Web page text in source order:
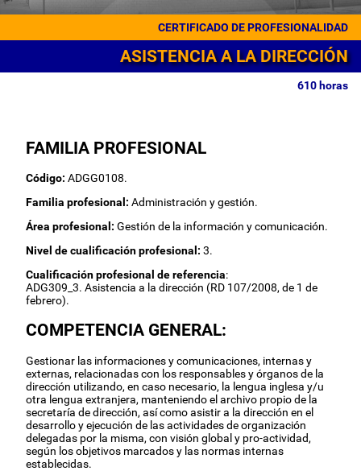
CERTIFICADO DE PROFESIONALIDAD
ASISTENCIA A LA DIRECCIÓN
610 horas
FAMILIA PROFESIONAL
Código: ADGG0108.
Familia profesional: Administración y gestión.
Área profesional: Gestión de la información y comunicación.
Nivel de cualificación profesional: 3.
Cualificación profesional de referencia:
ADG309_3. Asistencia a la dirección (RD 107/2008, de 1 de
febrero).
COMPETENCIA GENERAL:
Gestionar las informaciones y comunicaciones, internas y
externas, relacionadas con los responsables y órganos de la
dirección utilizando, en caso necesario, la lengua inglesa y/u
otra lengua extranjera, manteniendo el archivo propio de la
secretaría de dirección, así como asistir a la dirección en el
desarrollo y ejecución de las actividades de organización
delegadas por la misma, con visión global y pro-actividad,
según los objetivos marcados y las normas internas
establecidas.